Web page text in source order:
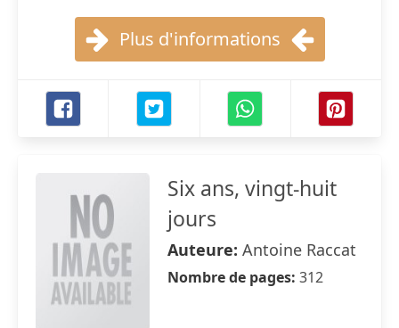
Plus d'informations
Six ans, vingt-huit
jours
Auteure: Antoine Raccat
Nombre de pages: 312